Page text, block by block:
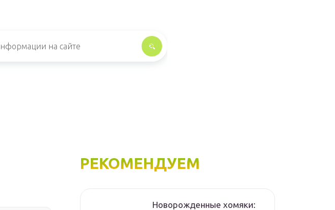
РЕКОМЕНДУЕМ
Новорожденные хомяки: